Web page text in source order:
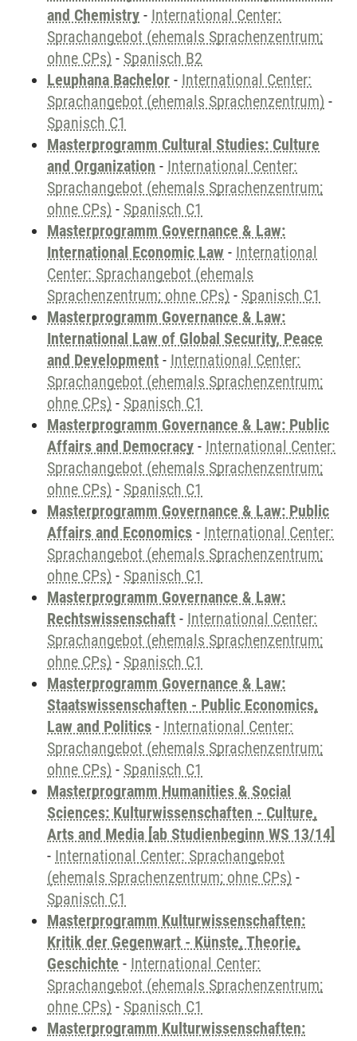
and Chemistry - International Center:
Sprachangebot (ehemals Sprachenzentrum;
ohne CPs) - Spanisch B2
Leuphana Bachelor - International Center:
Sprachangebot (ehemals Sprachenzentrum) -
Spanisch C1
Masterprogramm Cultural Studies: Culture
and Organization - International Center:
Sprachangebot (ehemals Sprachenzentrum;
ohne CPs) - Spanisch C1
Masterprogramm Governance & Law:
International Economic Law - International
Center: Sprachangebot (ehemals
Sprachenzentrum; ohne CPs) - Spanisch C1
Masterprogramm Governance & Law:
International Law of Global Security, Peace
and Development - International Center:
Sprachangebot (ehemals Sprachenzentrum;
ohne CPs) - Spanisch C1
Masterprogramm Governance & Law: Public
Affairs and Democracy - International Center:
Sprachangebot (ehemals Sprachenzentrum;
ohne CPs) - Spanisch C1
Masterprogramm Governance & Law: Public
Affairs and Economics - International Center:
Sprachangebot (ehemals Sprachenzentrum;
ohne CPs) - Spanisch C1
Masterprogramm Governance & Law:
Rechtswissenschaft - International Center:
Sprachangebot (ehemals Sprachenzentrum;
ohne CPs) - Spanisch C1
Masterprogramm Governance & Law:
Staatswissenschaften - Public Economics,
Law and Politics - International Center:
Sprachangebot (ehemals Sprachenzentrum;
ohne CPs) - Spanisch C1
Masterprogramm Humanities & Social
Sciences: Kulturwissenschaften - Culture,
Arts and Media [ab Studienbeginn WS 13/14]
- International Center: Sprachangebot
(ehemals Sprachenzentrum; ohne CPs) -
Spanisch C1
Masterprogramm Kulturwissenschaften:
Kritik der Gegenwart - Künste, Theorie,
Geschichte - International Center:
Sprachangebot (ehemals Sprachenzentrum;
ohne CPs) - Spanisch C1
Masterprogramm Kulturwissenschaften: